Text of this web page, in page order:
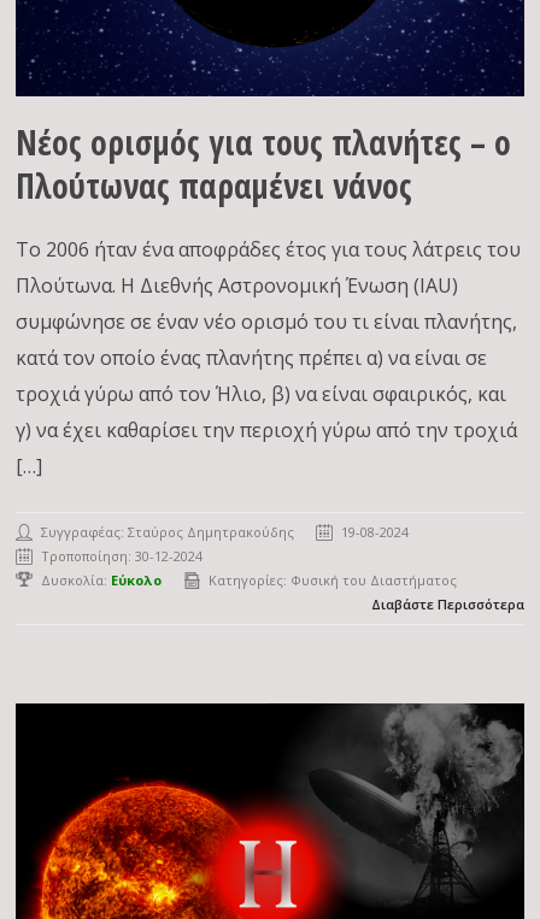
Νέος ορισμός για τους πλανήτες – ο
Πλούτωνας παραμένει νάνος
Το 2006 ήταν ένα αποφράδες έτος για τους λάτρεις του
Πλούτωνα. Η Διεθνής Αστρονομική Ένωση (IAU)
συμφώνησε σε έναν νέο ορισμό του τι είναι πλανήτης,
κατά τον οποίο ένας πλανήτης πρέπει α) να είναι σε
τροχιά γύρω από τον Ήλιο, β) να είναι σφαιρικός, και
γ) να έχει καθαρίσει την περιοχή γύρω από την τροχιά
[…]
Συγγραφέας:Σταύρος Δημητρακούδης
19-08-2024
Τροποποίηση: 30-12-2024
Δυσκολία: Εύκολο Κατηγορίες: Φυσική του Διαστήματος
Διαβάστε Περισσότερα